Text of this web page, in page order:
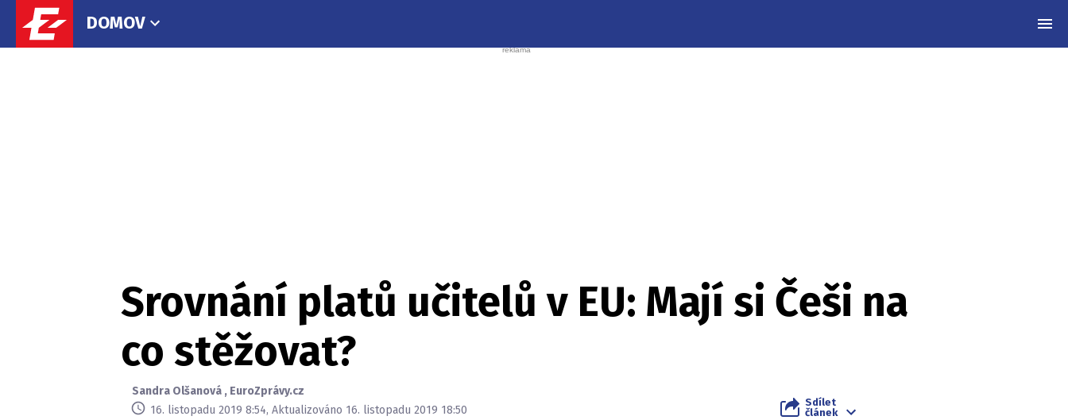
DOMOV
Srovnání platů učitelů v EU: Mají si Češi na
co stěžovat?
Sandra Olšanová , EuroZprávy.cz
16. listopadu 2019 8:54, Aktualizováno 16. listopadu 2019 18:50
Sdílet
článek